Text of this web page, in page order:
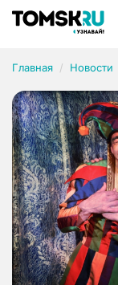
Главная Новости